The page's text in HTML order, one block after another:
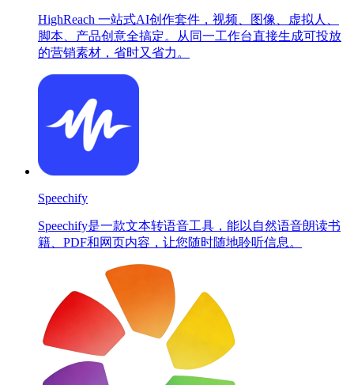
HighReach 一站式AI创作套件，视频、图像、虚拟人、
脚本、产品创意全搞定。从同一工作台直接生成可投放
的营销素材，省时又省力。
Speechify
Speechify是一款文本转语音工具，能以自然语音朗读书
籍、PDF和网页内容，让您随时随地聆听信息。